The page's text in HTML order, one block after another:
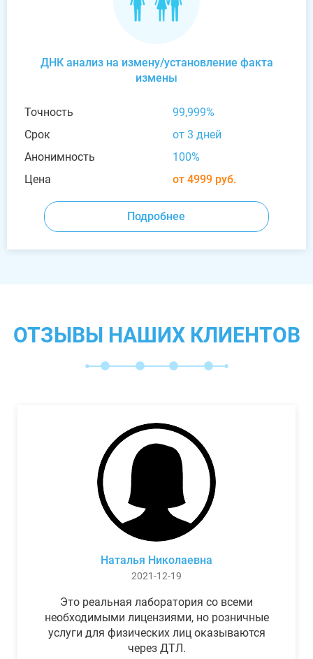
ДНК анализ на измену/установление факта
измены
Точность
99,999%
Срок
от 3 дней
Анонимность
100%
Цена
от 4999 руб.
Подробнее
ОТЗЫВЫ НАШИХ КЛИЕНТОВ
Наталья Николаевна
2021-12-19
Это реальная лаборатория со всеми
необходимыми лицензиями, но розничные
услуги для физических лиц оказываются
через ДТЛ.